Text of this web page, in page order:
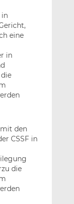
in
eine
in
den
CSSF in
die